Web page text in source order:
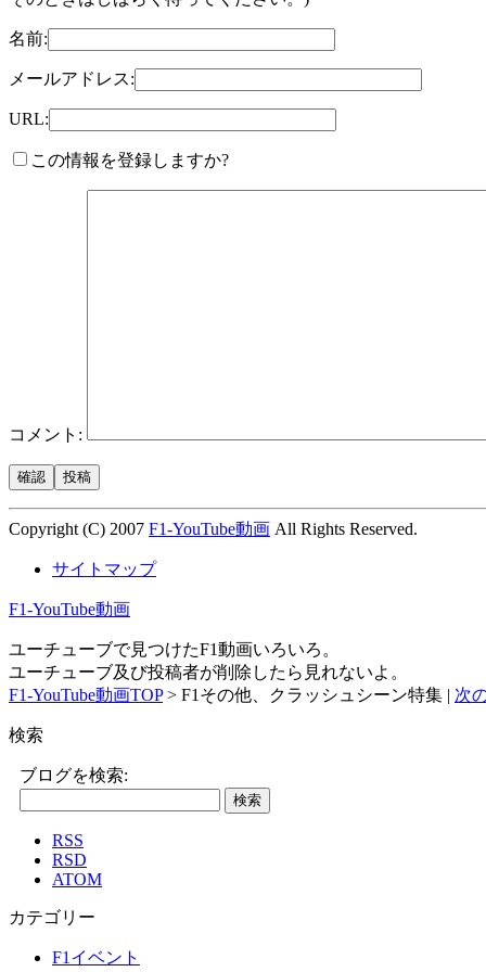
名前:
メールアドレス:
URL:
この情報を登録しますか?
コメント:
Copyright (C) 2007 F1-YouTube動画 All Rights Reserved.
サイトマップ
F1-YouTube動画
ユーチューブで見つけたF1動画いろいろ。
ユーチューブ及び投稿者が削除したら見れないよ。
F1-YouTube動画TOP> F1その他、クラッシュシーン特集 | 次
検索
ブログを検索:
RSS
RSD
ATOM
カテゴリー
F1イベント